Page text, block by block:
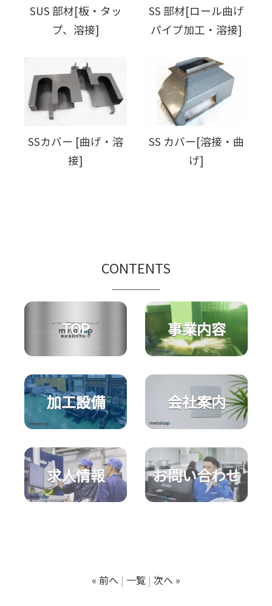
SUS 部材[板・タッ
プ、溶接]
SS 部材[ロール曲げ
パイプ加工・溶接]
SSカバー [曲げ・溶
接]
SS カバー[溶接・曲
げ]
CONTENTS
TOP 事業内容
加工設備 会社案内
求人情報 お問い合わせ
« 前へ 一覧 次へ »